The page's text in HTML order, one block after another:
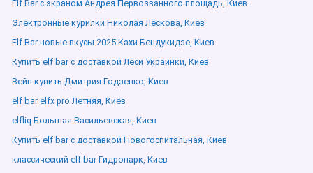
Elf Bar с экраном Андрея Первозванного площадь, Киев
Электронные курилки Николая Лескова, Киев
Elf Bar новые вкусы 2025 Кахи Бендукидзе, Киев
Купить elf bar с доставкой Леси Украинки, Киев
Вейп купить Дмитрия Годзенко, Киев
elf bar elfx pro Летняя, Киев
elfliq Большая Васильевская, Киев
Купить elf bar с доставкой Новогоспитальная, Киев
классический elf bar Гидропарк, Киев